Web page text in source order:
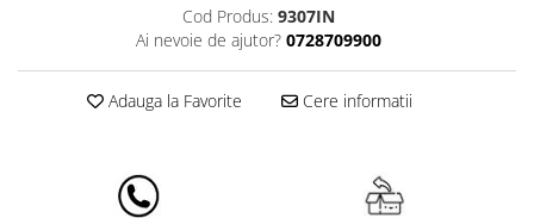
Lenjerie patuturi tineret
Baldachin patut
Paturici copii
Perne copii si mamici
Bariere de protectie pat
Cod Produs: 9307IN
Ai nevoie de ajutor? 0728709900
Adauga la Favorite Cere informatii